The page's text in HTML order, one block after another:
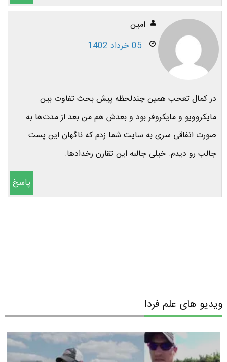
امین
05 خرداد 1402
در کمال تعجب همین چندلحظه پیش بحث تفاوت بین
مایکروویو و مایکروفر بود و بعدش هم من بعد از مدت‌ها به
صورت اتفاقی سری به سایت شما زدم که ناگهان این پست
جالب رو دیدم. خیلی جالبه این تقارن رخدادها.
پاسخ
ویدیو های علم فردا